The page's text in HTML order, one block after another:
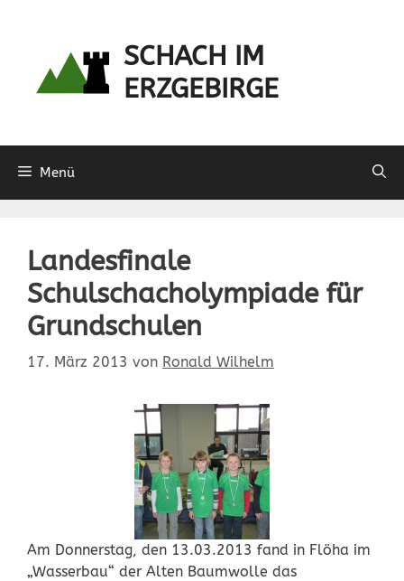
SCHACH IM
ERZGEBIRGE
Menü
Landesfinale
Schulschacholympiade für
Grundschulen
17. März 2013 von Ronald Wilhelm
Am Donnerstag, den 13.03.2013 fand in Flöha im
„Wasserbau“ der Alten Baumwolle das